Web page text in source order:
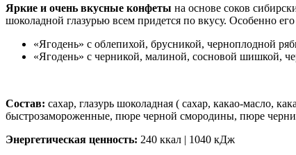
Яркие и очень вкусные конфеты на основе соков
шоколадной глазурью всем придется по вкусу. Особенно
«Ягодень» с облепихой, брусникой, черноплодной
«Ягодень» с черникой, малиной, сосновой шишкой,
Состав: сахар, глазурь шоколадная ( сахар, какао-масло,
быстрозамороженные, пюре черной смородины, пюре
Энергетическая ценность: 240 ккал | 1040 кДж